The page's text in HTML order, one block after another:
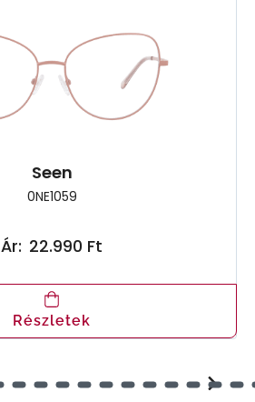
Seen
0NE1059
Ár: 22.990 Ft
Részletek